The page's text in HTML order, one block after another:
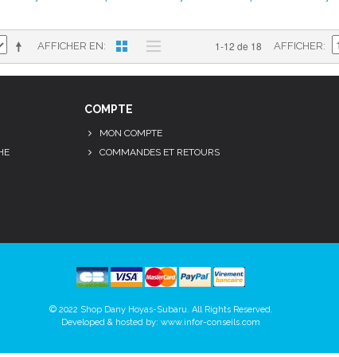
AFFICHER EN 1-12 de 18 AFFICHER
COMPTE
MON COMPTE
COMMANDES ET RETOURS
© 2022 Shop Dany Hoyas-Subaru. All Rights Reserved.
Developed & hosted by: www.infor-conseils.com